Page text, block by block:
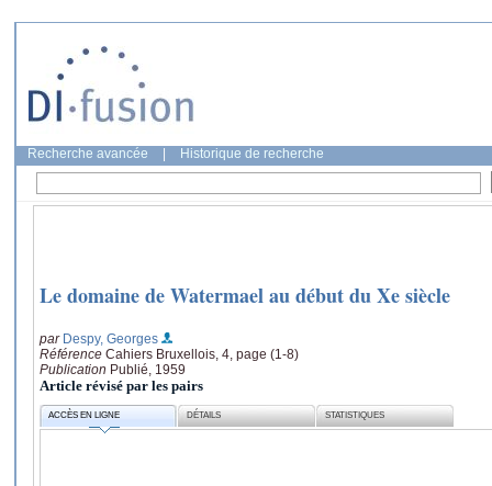
Recherche avancée Historique de recherche
Le domaine de Watermael au début du Xe siècle
par Despy, Georges
Référence Cahiers Bruxellois, 4, page (1-8)
Publication Publié, 1959
Article révisé par les pairs
ACCÈS EN LIGNE DÉTAILS STATISTIQUES